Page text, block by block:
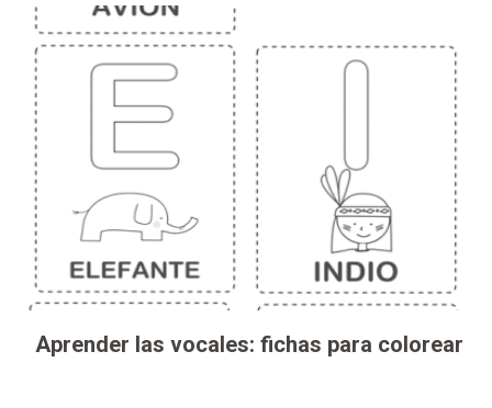
Aprender las vocales: fichas para colorear